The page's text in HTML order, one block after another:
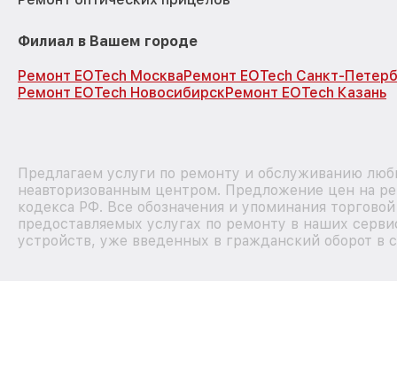
Филиал в Вашем городе
Ремонт EOTech МоскваРемонт EOTech Санкт-
Ремонт EOTech НовосибирскРемонт EOTech Казань
Предлагаем услуги по ремонту и обслуживанию
неавторизованным центром. Предложение цен на
кодекса РФ. Все обозначения и упоминания
предоставляемых услугах по ремонту в наших
устройств, уже введенных в гражданский оборот в